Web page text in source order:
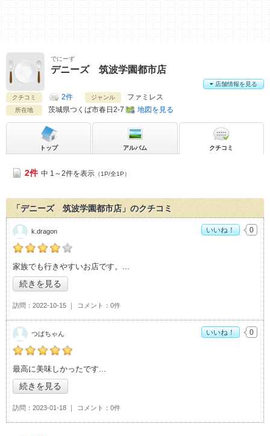
でにーず
デニーズ 筑波学園都市店
クチコミ 2件 ジャンル ファミレス
所在地 茨城県つくば市春日2-7 地図を見る
店舗情報を見る
トップ アルバム クチコミ
2件 中 1～2件を表示 （1P/全1P）
「デニーズ 筑波学園都市店」のクチコミ
k.dragonの「デニーズ 筑波学園都市店>」おすすめ度：
家族でも行きやすいお店です。
続きを見る
訪問 2022-10-15 コメント 0件
k.dragon いいね！ 0
つばちゃんの「デニーズ 筑波学園都市店>」おすすめ度：
最高に美味しかったです
続きを見る
訪問 2023-01-18 コメント 0件
つばちゃん いいね！ 0